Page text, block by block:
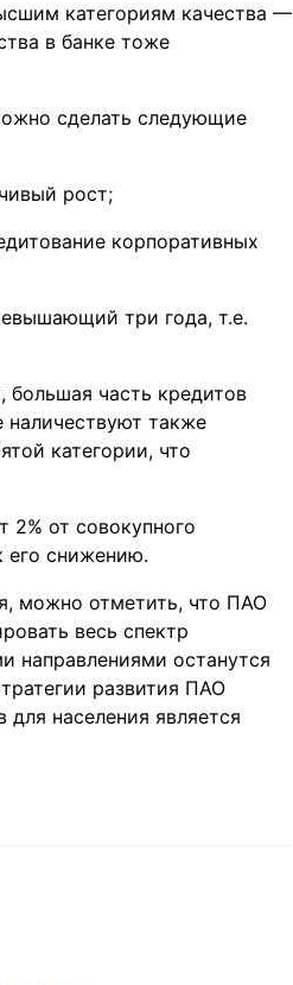
категориям качества —
в банке тоже
сделать следующие
рост;
корпоративных
три года, т.е.
большая часть кредитов
наличествуют также
категории, что
2% от совокупного
его снижению.
можно отметить, что ПАО
весь спектр
направлениями останутся
развития ПАО
населения является